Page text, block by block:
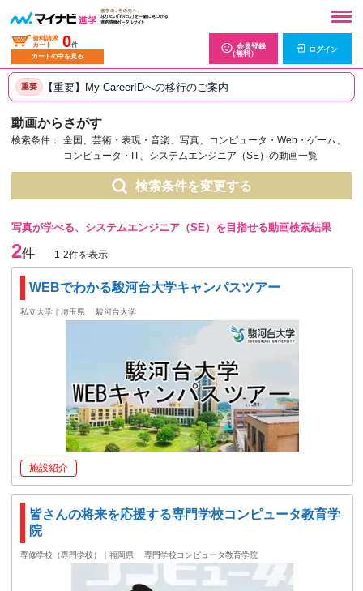
資料請求
カート
0件
カートの中を見る
会員登録
（無料）
ログイン
重要 【重要】My CareerIDへの移行のご案内
動画からさがす
検索条件：
全国、芸術・表現・音楽、写真、コンピュータ・Web・ゲーム、
コンピュータ・IT、システムエンジニア（SE）の動画一覧
検索条件を変更する
写真が学べる、システムエンジニア（SE）を目指せる動画検索結果
2件 1-2件を表示
WEBでわかる駿河台大学キャンパスツアー
私立大学｜埼玉県 駿河台大学
施設紹介
皆さんの将来を応援する専門学校コンピュータ教育学
院
専修学校（専門学校）｜福岡県 専門学校コンピュータ教育学院